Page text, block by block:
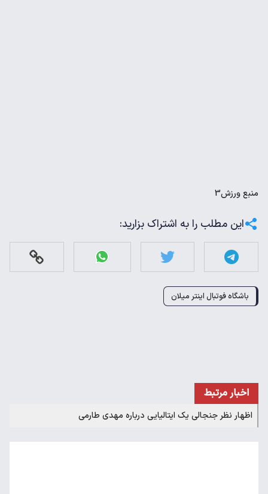
منبعورزش3
این مطلب را به اشتراک بزارید:
باشگاه فوتبال اینتر میلان
اخبار مرتبط
اظهار نظر جنجالی یک ایتالیایی درباره مهدی طارمی